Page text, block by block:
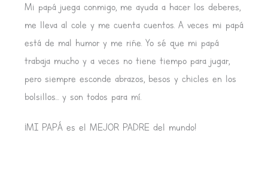
Mi papá juega conmigo, me ayuda a hacer los deberes,
me lleva al cole y me cuenta cuentos. A veces mi papá
está de mal humor y me riñe. Yo sé que mi papá
trabaja mucho y a veces no tiene tiempo para jugar,
pero siempre esconde abrazos, besos y chicles en los
bolsillos… y son todos para mí.
¡MI PAPÁ es el MEJOR PADRE del mundo!